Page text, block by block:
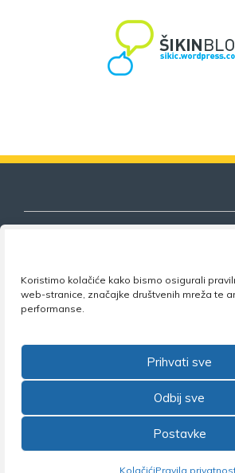
Koristimo kolačiće kako bismo osigurali
web-stranice, značajke društvenih mreža te
performanse.
Prihvati sve
Odbij sve
Postavke
KolačićiPravila
Nezavisni sindikat znanosti i
obrazovanja
©2026 Nezavisni sindikat znanosti i